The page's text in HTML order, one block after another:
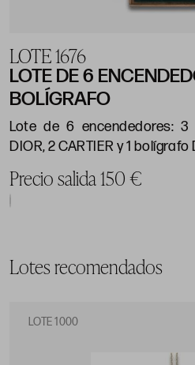
LOTE 1676
LOTE DE 6
BOLÍGRAFO
Lote de 6 encendedores: 3
DIOR, 2 CARTIER y 1
Precio salida 150 €
Lotes recomendados
LOTE 1000